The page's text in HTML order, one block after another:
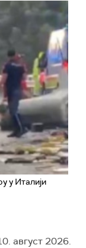
у Италији
август 2026.